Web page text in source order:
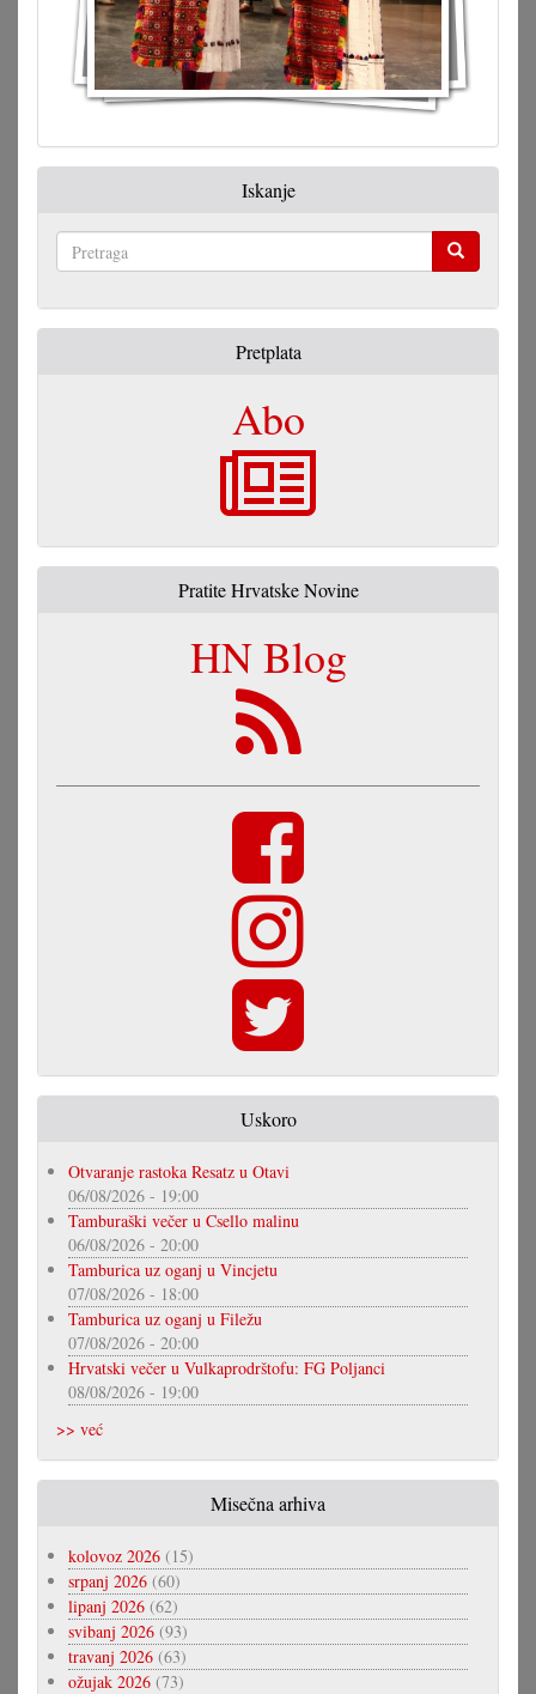
Iskanje
Pretplata
Abo
Pratite Hrvatske Novine
HN Blog
Uskoro
Otvaranje rastoka Resatz u Otavi
06/08/2026 - 19:00
Tamburaški večer u Csello malinu
06/08/2026 - 20:00
Tamburica uz oganj u Vincjetu
07/08/2026 - 18:00
Tamburica uz oganj u Filežu
07/08/2026 - 20:00
Hrvatski večer u Vulkaprodrštofu: FG Poljanci
08/08/2026 - 19:00
>> već
Misečna arhiva
kolovoz 2026 (15)
srpanj 2026 (60)
lipanj 2026 (62)
svibanj 2026 (93)
travanj 2026 (63)
ožujak 2026 (73)